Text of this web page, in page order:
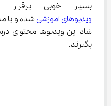
بسیار خوبی برقرار می‌نمایند، می‌توانند به
ویدیوهای آموزشی شده و با
شاد این ویدیوها محتوای
بگیرند.